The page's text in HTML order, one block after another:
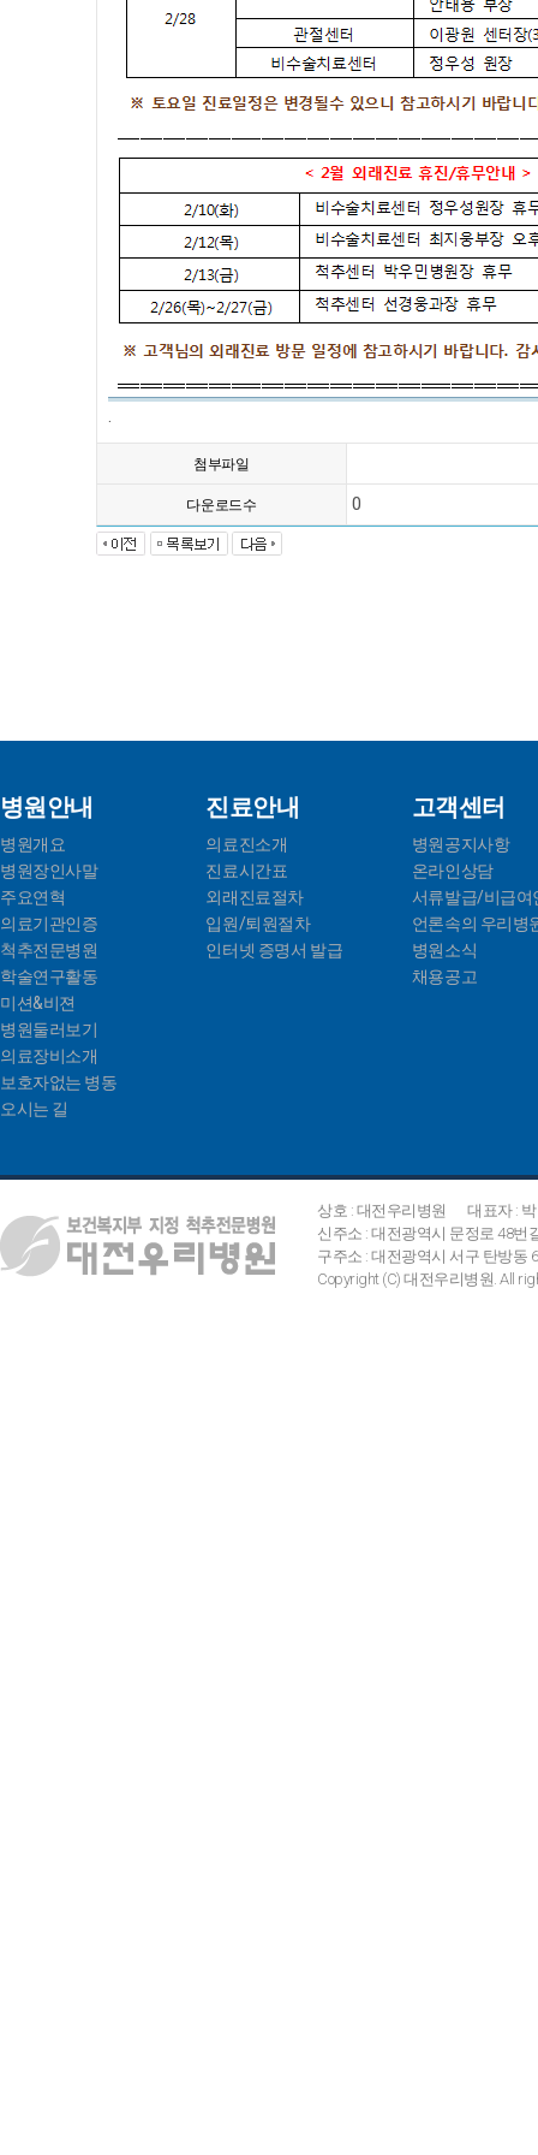
.
첨부파일
다운로드수 0
병원안내
병원개요
병원장인사말
주요연혁
의료기관인증
척추전문병원
학술연구활동
미션&비젼
병원둘러보기
의료장비소개
보호자없는 병동
오시는 길
진료안내
의료진소개
진료시간표
외래진료절차
입원/퇴원절차
인터넷 증명서 발급
고객센터
병원공지사항
온라인상담
서류발급/비급여
언론속의 우리병
병원소식
채용공고
상호 : 대전우리병원
대표자 :
신주소 : 대전광역시 문정로 48번
구주소 : 대전광역시 서구 탄방동
Copyright (C) 대전우리병원. All